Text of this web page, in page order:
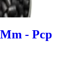
- Pcp